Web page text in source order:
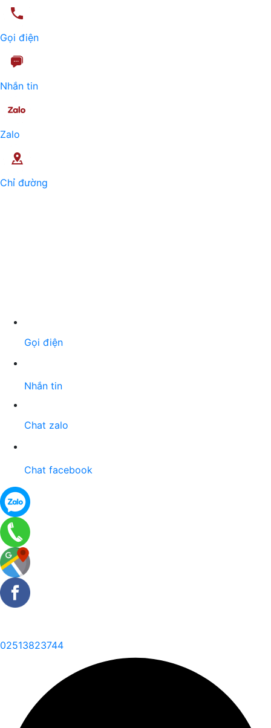
Gọi điện
Nhắn tin
Zalo
Chỉ đường
Gọi điện
Nhắn tin
Chat zalo
Chat facebook
02513823744